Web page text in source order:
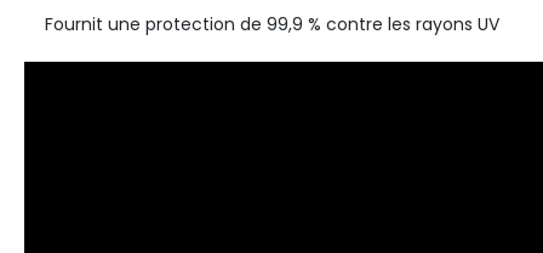
Fournit une protection de 99,9 % contre les rayons UV